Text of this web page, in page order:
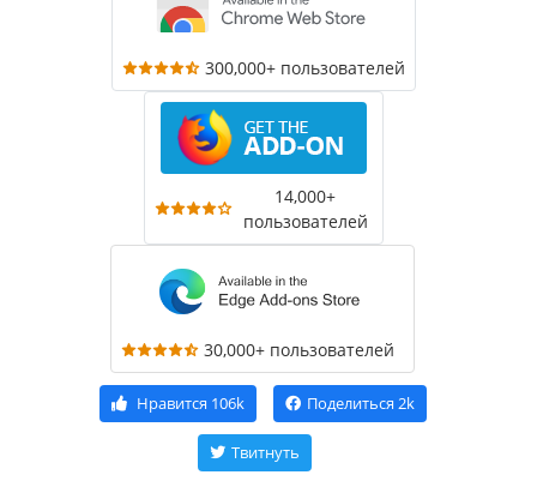
300,000+ пользователей
14,000+
пользователей
30,000+ пользователей
Нравится 106k Поделиться 2k
Твитнуть